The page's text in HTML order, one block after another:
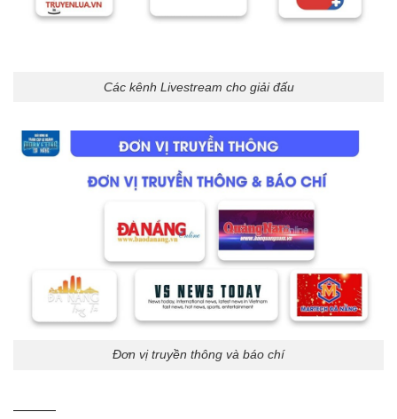
Các kênh Livestream cho giải đấu
Đơn vị truyền thông và báo chí
———